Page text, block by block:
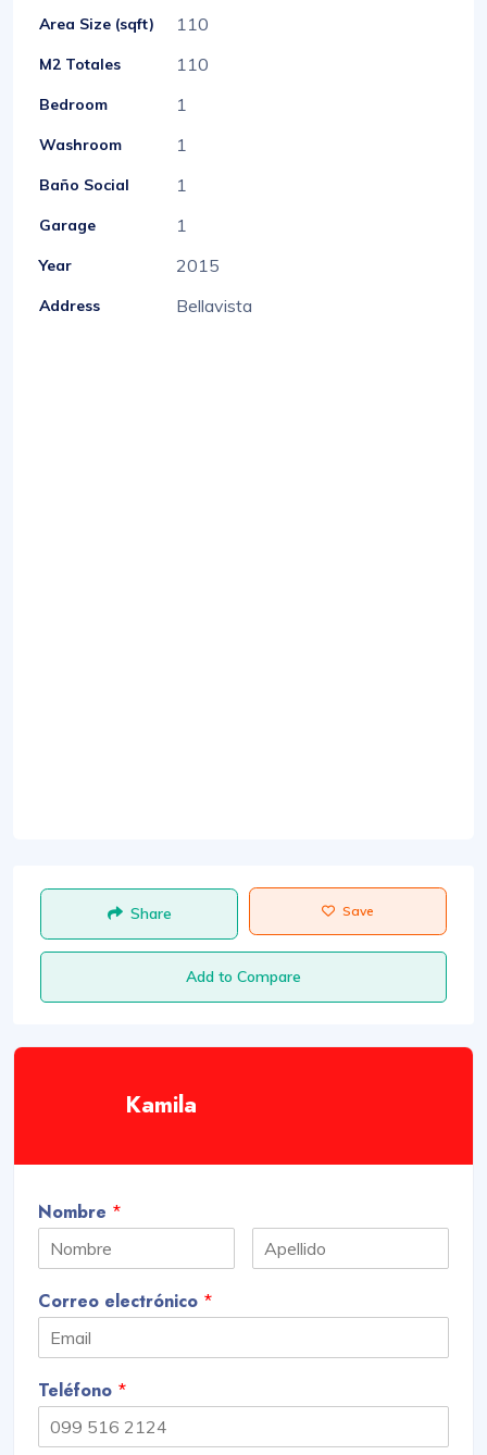
Area Size (sqft) 110
M2 Totales 110
Bedroom 1
Washroom 1
Baño Social 1
Garage 1
Year 2015
Address Bellavista
Share Save
Add to Compare
Kamila
Nombre *
Correo electrónico *
Teléfono *